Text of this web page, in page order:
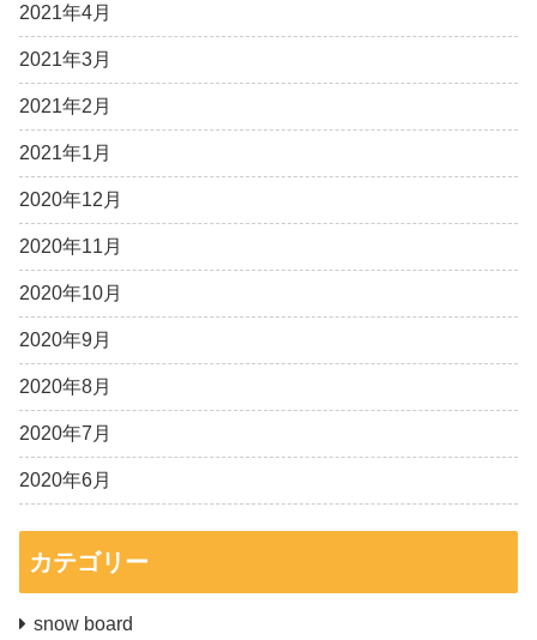
2021年4月
2021年3月
2021年2月
2021年1月
2020年12月
2020年11月
2020年10月
2020年9月
2020年8月
2020年7月
2020年6月
カテゴリー
snow board